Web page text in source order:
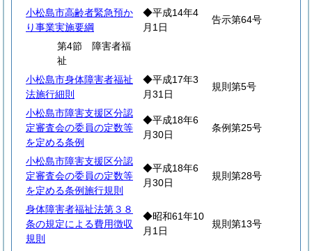
小松島市高齢者緊急預か
り事業実施要綱
◆平成14年4
月1日
告示第64号
第4節 障害者福
祉
小松島市身体障害者福祉
法施行細則
◆平成17年3
月31日
規則第5号
小松島市障害支援区分認
定審査会の委員の定数等
を定める条例
◆平成18年6
月30日
条例第25号
小松島市障害支援区分認
定審査会の委員の定数等
を定める条例施行規則
◆平成18年6
月30日
規則第28号
身体障害者福祉法第３８
条の規定による費用徴収
規則
◆昭和61年10
月1日
規則第13号